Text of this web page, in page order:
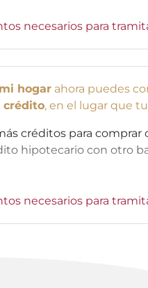
necesarios para
hogar ahora puedes
crédito, en el lugar que
créditos para comprar
hipotecario con otro
necesarios para